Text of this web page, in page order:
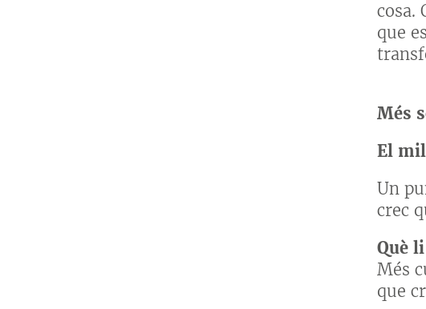
cosa.
que
Més
El
Un
crec
Què
Més
que